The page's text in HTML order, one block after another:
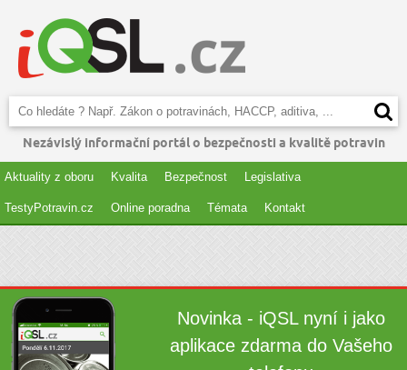
Nezávislý informační portál o bezpečnosti a kvalitě potravin
Aktuality z oboru Kvalita Bezpečnost Legislativa
TestyPotravin.cz Online poradna Témata Kontakt
Novinka - iQSL nyní i jako
aplikace zdarma do Vašeho